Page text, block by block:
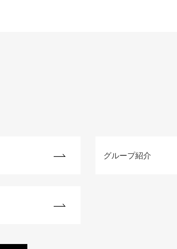
グループ紹介